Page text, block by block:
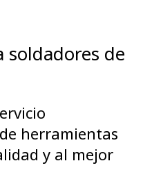
soldadores de
herramientas
y al mejor